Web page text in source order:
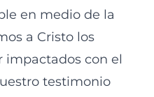
en medio de la
a Cristo los
impactados con el
testimonio